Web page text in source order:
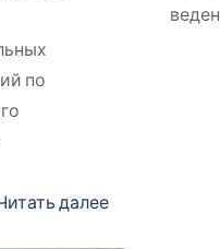
по
далее